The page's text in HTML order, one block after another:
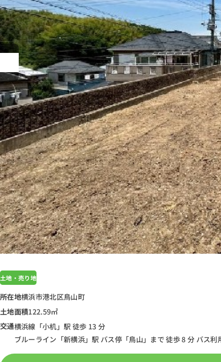
土地・売り地
所在地横浜市港北区鳥山町
土地面積122.59㎡
交通横浜線「小机」駅 徒歩 13 分
ブルーライン「新横浜」駅 バス停「鳥山」まで 徒歩 8 分 バス利